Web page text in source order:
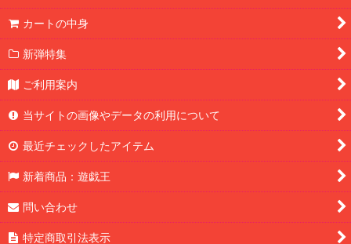
カートの中身
新弾特集
ご利用案内
当サイトの画像やデータの利用について
最近チェックしたアイテム
新着商品：遊戯王
問い合わせ
特定商取引法表示